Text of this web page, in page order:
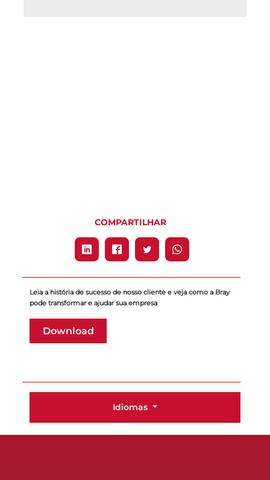
COMPARTILHAR
Leia a história de sucesso de nosso cliente e veja como a Bray
pode transformar e ajudar sua empresa
Download
Idiomas